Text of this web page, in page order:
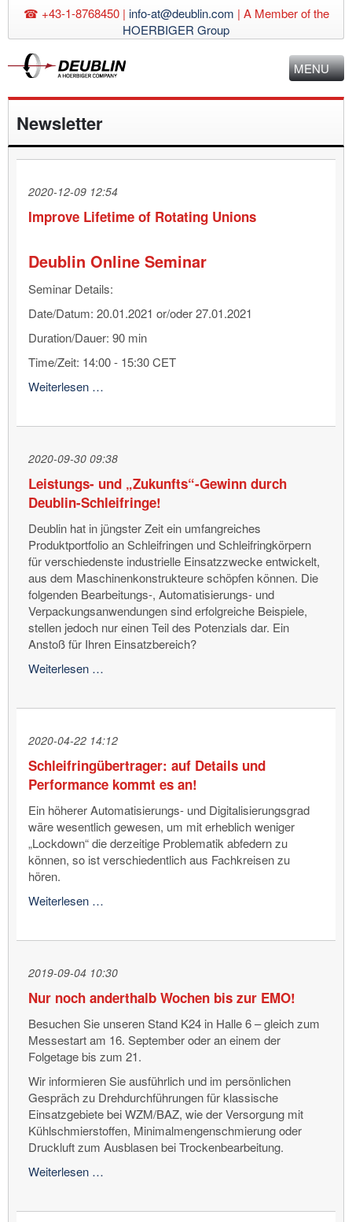
☎ +43-1-8768450 | info-at@deublin.com | A Member of the
HOERBIGER Group
MENU
Newsletter
2020-12-09 12:54
Improve Lifetime of Rotating Unions
Deublin Online Seminar
Seminar Details:
Date/Datum: 20.01.2021 or/oder 27.01.2021
Duration/Dauer: 90 min
Time/Zeit: 14:00 - 15:30 CET
Weiterlesen …
Unions
2020-09-30 09:38
Leistungs- und „Zukunfts“-Gewinn durch
Deublin-Schleifringe!
Deublin hat in jüngster Zeit ein umfangreiches
Produktportfolio an Schleifringen und Schleifringkörpern
für verschiedenste industrielle Einsatzzwecke entwickelt,
aus dem Maschinenkonstrukteure schöpfen können. Die
folgenden Bearbeitungs-, Automatisierungs- und
Verpackungsanwendungen sind erfolgreiche Beispiele,
stellen jedoch nur einen Teil des Potenzials dar. Ein
Anstoß für Ihren Einsatzbereich?
Weiterlesen …
durch
Deublin-
Schleifringe!
2020-04-22 14:12
Schleifringübertrager: auf Details und
Performance kommt es an!
Ein höherer Automatisierungs- und Digitalisierungsgrad
wäre wesentlich gewesen, um mit erheblich weniger
„Lockdown“ die derzeitige Problematik abfedern zu
können, so ist verschiedentlich aus Fachkreisen zu
hören.
Weiterlesen …
Performance
kommt
es
2019-09-04 10:30
Nur noch anderthalb Wochen bis zur EMO!
Besuchen Sie unseren Stand K24 in Halle 6 – gleich zum
Messestart am 16. September oder an einem der
Folgetage bis zum 21.
Wir informieren Sie ausführlich und im persönlichen
Gespräch zu Drehdurchführungen für klassische
Einsatzgebiete bei WZM/BAZ, wie der Versorgung mit
Kühlschmierstoffen, Minimalmengenschmierung oder
Druckluft zum Ausblasen bei Trockenbearbeitung.
Weiterlesen …